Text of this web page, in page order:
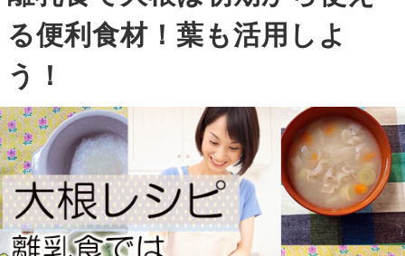
る便利食材！葉も活用しよ
う！